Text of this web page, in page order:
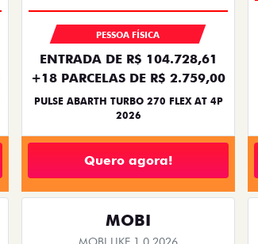
PESSOA FÍSICA
ENTRADA DE R$ 104.728,61
+18 PARCELAS DE R$ 2.759,00
PULSE ABARTH TURBO 270 FLEX AT 4P
2026
Quero agora!
MOBI